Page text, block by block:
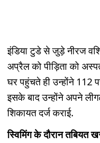
इंडिया टुडे से जुड़े नीरज
अप्रैल को पीड़िता को
घर पहुंचते ही उन्होंने 112
इसके बाद उन्होंने अपने
शिकायत दर्ज कराई.
स्विमिंग के दौरान तबियत